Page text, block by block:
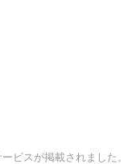
ビスが掲載されました。